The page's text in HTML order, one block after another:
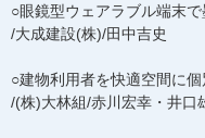
○眼鏡型ウェアラブル端末
/大成建設(株)/田中吉史
○建物利用者を快適空間に
/(株)大林組/赤川宏幸・井口